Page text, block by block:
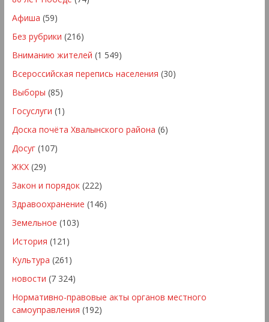
Афиша (59)
Без рубрики (216)
Вниманию жителей (1 549)
Всероссийская перепись населения (30)
Выборы (85)
Госуслуги (1)
Доска почёта Хвалынского района (6)
Досуг(107)
ЖКХ(29)
Закон и порядок(222)
Здравоохранение (146)
Земельное (103)
История (121)
Культура (261)
новости (7 324)
Нормативно-правовые акты органов местного
самоуправления (192)